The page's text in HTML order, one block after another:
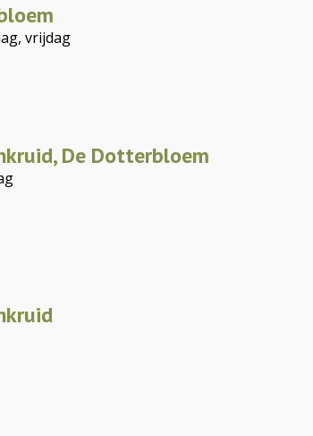
vrijdag
De Dotterbloem